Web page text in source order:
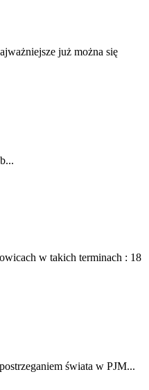
już można się
w takich terminach : 18
świata w PJM...